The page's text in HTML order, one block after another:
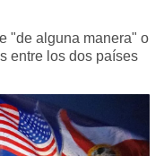
"de alguna manera" o
entre los dos países